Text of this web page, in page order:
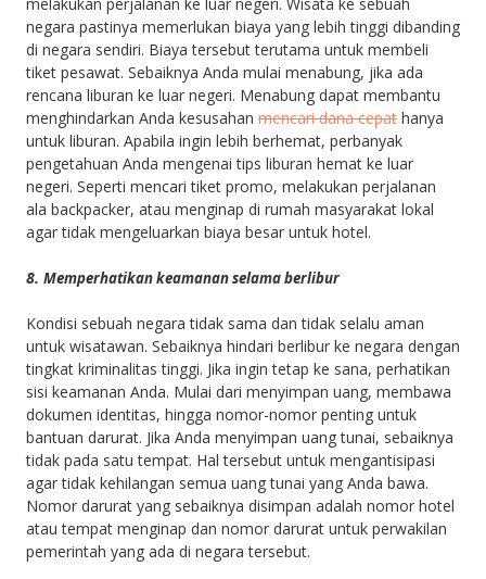
negara pastinya memerlukan biaya yang lebih tinggi dibanding
di negara sendiri. Biaya tersebut terutama untuk membeli
tiket pesawat. Sebaiknya Anda mulai menabung, jika ada
rencana liburan ke luar negeri. Menabung dapat membantu
menghindarkan Anda kesusahan mencari dana cepat hanya
untuk liburan. Apabila ingin lebih berhemat, perbanyak
pengetahuan Anda mengenai tips liburan hemat ke luar
negeri. Seperti mencari tiket promo, melakukan perjalanan
ala backpacker, atau menginap di rumah masyarakat lokal
agar tidak mengeluarkan biaya besar untuk hotel.
8. Memperhatikan keamanan selama berlibur
Kondisi sebuah negara tidak sama dan tidak selalu aman
untuk wisatawan. Sebaiknya hindari berlibur ke negara dengan
tingkat kriminalitas tinggi. Jika ingin tetap ke sana, perhatikan
sisi keamanan Anda. Mulai dari menyimpan uang, membawa
dokumen identitas, hingga nomor-nomor penting untuk
bantuan darurat. Jika Anda menyimpan uang tunai, sebaiknya
tidak pada satu tempat. Hal tersebut untuk mengantisipasi
agar tidak kehilangan semua uang tunai yang Anda bawa.
Nomor darurat yang sebaiknya disimpan adalah nomor hotel
atau tempat menginap dan nomor darurat untuk perwakilan
pemerintah yang ada di negara tersebut.